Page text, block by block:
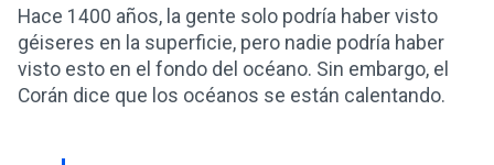
Hace 1400 años, la gente solo podría haber visto
géiseres en la superficie, pero nadie podría haber
visto esto en el fondo del océano. Sin embargo, el
Corán dice que los océanos se están calentando.